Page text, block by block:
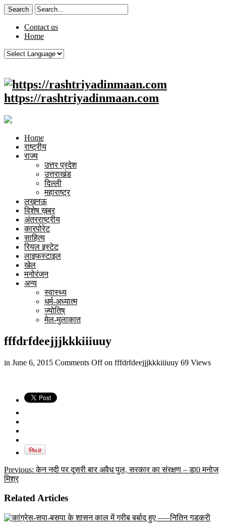
Contact us
Home
https://rashtriyadinmaan.com
Home
राष्ट्रीय
राज्य
उत्तर प्रदेश
उत्तराखंड
दिल्ली
महाराष्ट्र
लखनऊ
विशेष ख़बर
अंतरराष्ट्रीय
कारपोरेट
साहित्य
रियल इस्टेट
लाइफस्टाइल
खेल
मनोरंजन
अन्य
स्वास्थ्य
धर्म-अध्यात्म
ज्योतिष्
मेल-मुलाकात
fffdrfdeejjjkkkiiiuuy
in June 6, 2015 Comments Offon fffdrfdeejjjkkkiiiuuy 69 Views
Previous: केन नदी पर दूसरी बार अवैध पुल, सरकार का संरक्षण – डा0 मनोज
मिश्र
Related Articles